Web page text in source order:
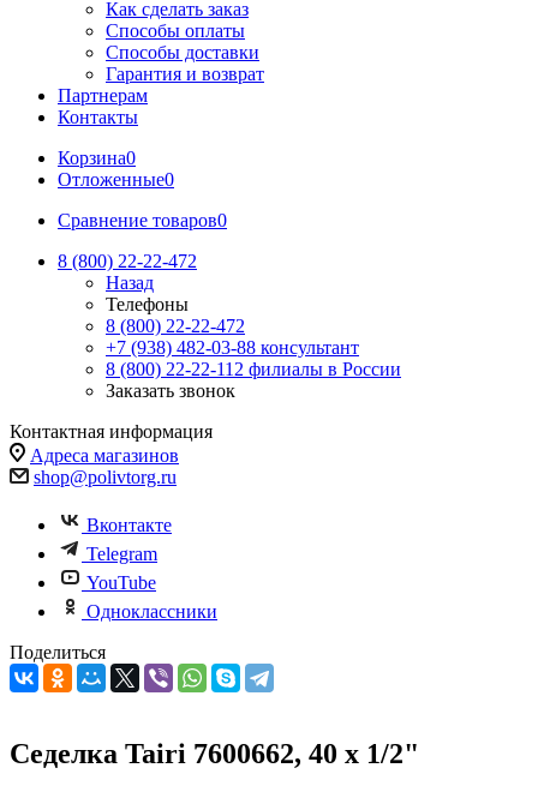
Как сделать заказ
Способы оплаты
Способы доставки
Гарантия и возврат
Партнерам
Контакты
Корзина0
Отложенные0
Сравнение товаров0
8 (800) 22-22-472
Назад
Телефоны
8 (800) 22-22-472
+7 (938) 482-03-88 консультант
8 (800) 22-22-112 филиалы в России
Заказать звонок
Контактная информация
Адреса магазинов
shop@polivtorg.ru
Вконтакте
Telegram
YouTube
Одноклассники
Поделиться
Седелка Tairi 7600662, 40 х 1/2"